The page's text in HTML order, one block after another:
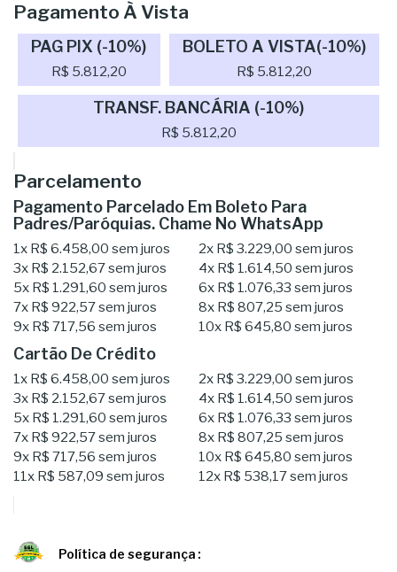
Pagamento À Vista
PAG PIX (-10%)
R$ 5.812,20
BOLETO A VISTA(-10%)
R$ 5.812,20
TRANSF. BANCÁRIA (-10%)
R$ 5.812,20
Parcelamento
Pagamento Parcelado Em Boleto Para
Padres/Paróquias. Chame No WhatsApp
1x R$ 6.458,00 sem juros 2x R$ 3.229,00 sem juros
3x R$ 2.152,67sem juros 4x R$ 1.614,50 sem juros
5x R$ 1.291,60 sem juros 6x R$ 1.076,33 sem juros
7x R$ 922,57sem juros 8x R$ 807,25 sem juros
9x R$ 717,56 sem juros 10x R$ 645,80 sem juros
Cartão De Crédito
1x R$ 6.458,00 sem juros 2x R$ 3.229,00 sem juros
3x R$ 2.152,67sem juros 4x R$ 1.614,50 sem juros
5x R$ 1.291,60 sem juros 6x R$ 1.076,33 sem juros
7x R$ 922,57sem juros 8x R$ 807,25 sem juros
9x R$ 717,56 sem juros 10x R$ 645,80 sem juros
11x R$ 587,09 sem juros 12x R$ 538,17sem juros
Política de segurança